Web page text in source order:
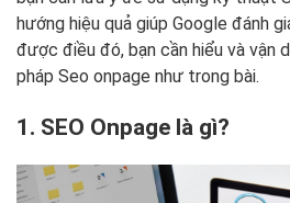
hướng hiệu quả giúp Google đánh
được điều đó, bạn cần hiểu và vận
pháp Seo onpage như trong bài.
1. SEO Onpage là gì?